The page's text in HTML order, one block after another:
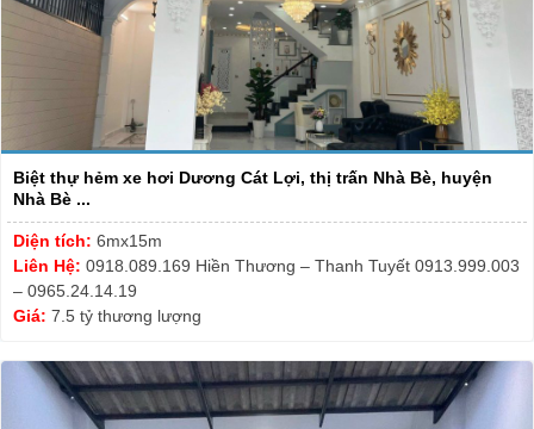
Biệt thự hẻm xe hơi Dương Cát Lợi, thị trấn Nhà Bè, huyện
Nhà Bè ...
Diện tích: 6mx15m
Liên Hệ: 0918.089.169 Hiền Thương – Thanh Tuyết 0913.999.003
– 0965.24.14.19
Giá: 7.5 tỷ thương lượng